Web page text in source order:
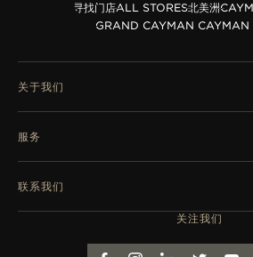
STELLAR ODYSSEY星空传奇
精准先锋
寻找门店ALL STORES北美洲
GRAND CAYMAN CAYMAN
关注我们
关于我们
服务
联系我们